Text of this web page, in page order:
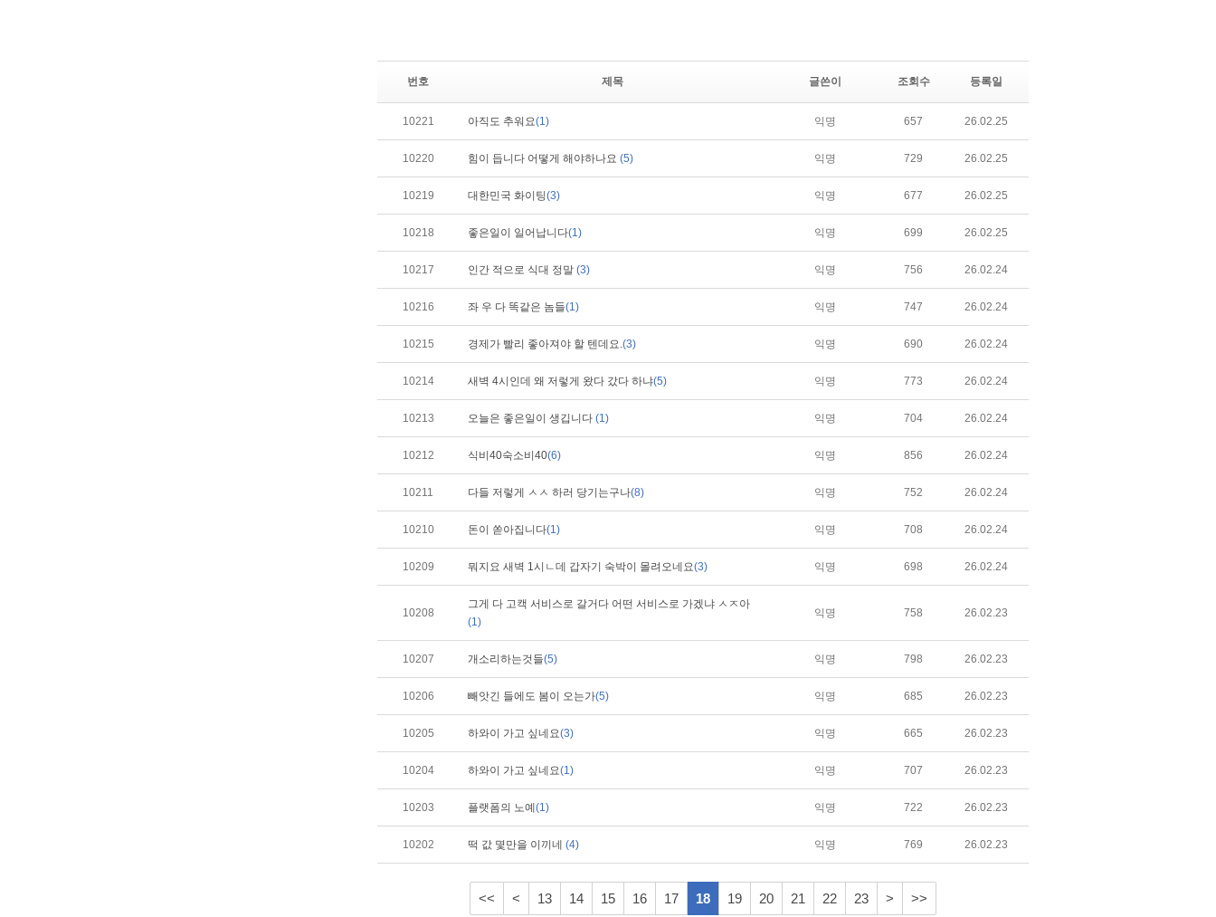
번호 제목 글쓴이 조회수 등록일
10221 아직도 추워요(1) 익명 657 26.02.25
10220 힘이 듭니다 어떻게 해야하나요 (5) 익명 729 26.02.25
10219 대한민국 화이팅(3) 익명 677 26.02.25
10218 좋은일이 일어납니다(1) 익명 699 26.02.25
10217 인간 적으로 식대 정말 (3) 익명 756 26.02.24
10216 좌 우 다 똑같은 놈들(1) 익명 747 26.02.24
10215 경제가 빨리 좋아져야 할 텐데요.(3) 익명 690 26.02.24
10214 새벽 4시인데 왜 저렇게 왔다 갔다 하냐(5) 익명 773 26.02.24
10213 오늘은 좋은일이 생깁니다 (1) 익명 704 26.02.24
10212 식비40숙소비40(6) 익명 856 26.02.24
10211 다들 저렇게 ㅅㅅ 하러 당기는구나(8) 익명 752 26.02.24
10210 돈이 쏟아집니다(1) 익명 708 26.02.24
10209 뭐지요 새벽 1시ㄴ데 갑자기 숙박이 몰려오네요(3) 익명 698 26.02.24
10208
그게 다 고캑 서비스로 갈거다 어떤 서비스로 가겠냐 ㅅㅈ아
(1)
익명 758 26.02.23
10207 개소리하는것들(5) 익명 798 26.02.23
10206 빼앗긴 들에도 봄이 오는가(5) 익명 685 26.02.23
10205 하와이 가고 싶네요(3) 익명 665 26.02.23
10204 하와이 가고 싶네요(1) 익명 707 26.02.23
10203 플랫폼의 노예 (1) 익명 722 26.02.23
10202 떡 값 몇만을 이끼네 (4) 익명 769 26.02.23
<< < 13 14 15 16 17 18 19 20 21 22 23 > >>